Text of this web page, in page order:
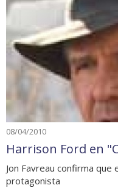
08/04/2010
Harrison Ford en
Jon Favreau confirma
protagonista